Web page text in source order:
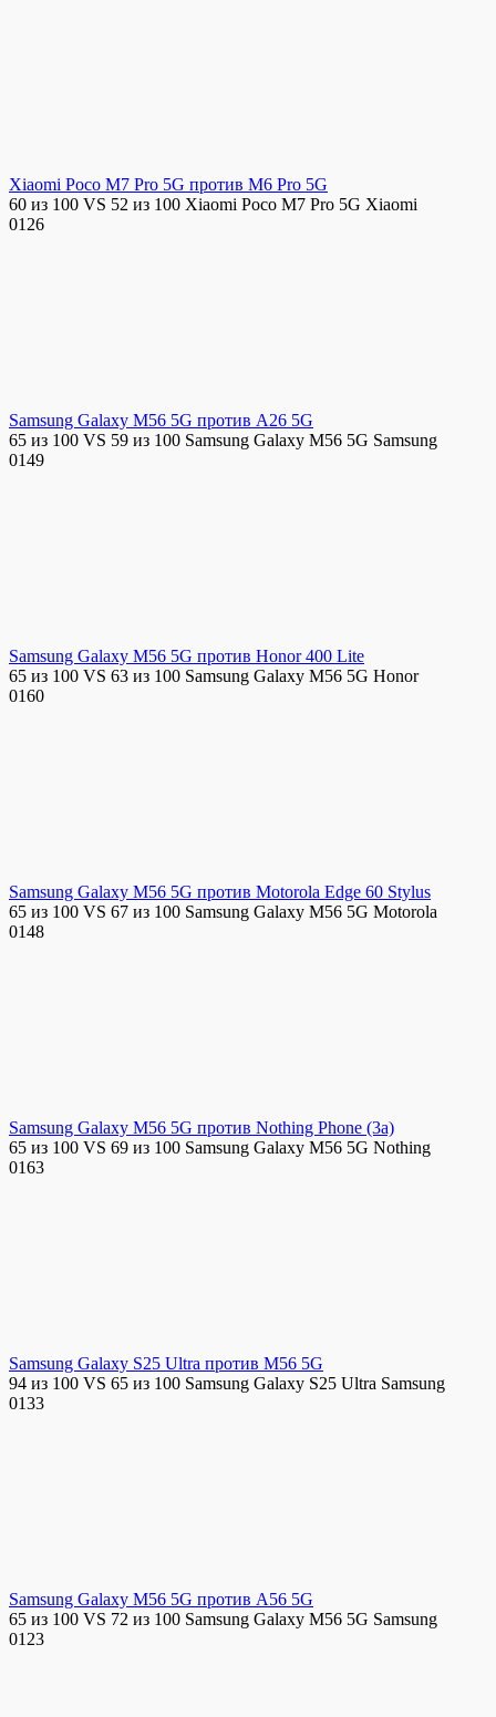
Xiaomi Poco M7 Pro 5G против M6 Pro 5G
60 из 100 VS 52 из 100 Xiaomi Poco M7 Pro 5G Xiaomi
0126
Samsung Galaxy M56 5G против A26 5G
65 из 100 VS 59 из 100 Samsung Galaxy M56 5G Samsung
0149
Samsung Galaxy M56 5G против Honor 400 Lite
65 из 100 VS 63 из 100 Samsung Galaxy M56 5G Honor
0160
Samsung Galaxy M56 5G против Motorola Edge 60 Stylus
65 из 100 VS 67 из 100 Samsung Galaxy M56 5G Motorola
0148
Samsung Galaxy M56 5G против Nothing Phone (3a)
65 из 100 VS 69 из 100 Samsung Galaxy M56 5G Nothing
0163
Samsung Galaxy S25 Ultra против M56 5G
94 из 100 VS 65 из 100 Samsung Galaxy S25 Ultra Samsung
0133
Samsung Galaxy M56 5G против A56 5G
65 из 100 VS 72 из 100 Samsung Galaxy M56 5G Samsung
0123